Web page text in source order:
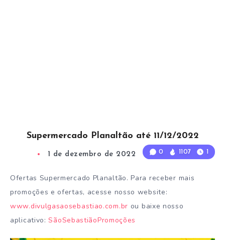
0 1107 1
Supermercado Planaltão até 11/12/2022
1 de dezembro de 2022 1 Min Read
Ofertas Supermercado Planaltão. Para receber mais
promoções e ofertas, acesse nosso website:
www.divulgasaosebastiao.com.br ou baixe nosso
aplicativo:SãoSebastiãoPromoções